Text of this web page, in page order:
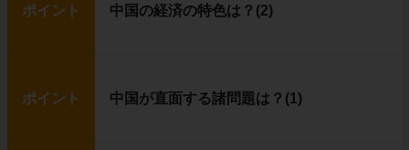
ポイント 中国の経済の特色は？(2)
ポイント 中国が直面する諸問題は？(1)